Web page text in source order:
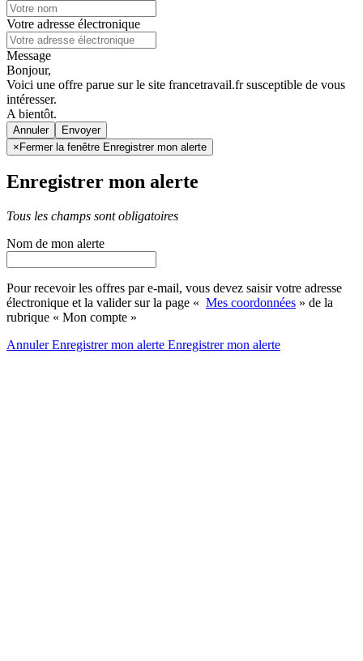
Votre adresse électronique
Message
Bonjour,
Voici une offre parue sur le site francetravail.fr susceptible de vous
intéresser.
A bientôt.
Annuler
×Fermer la fenêtre Enregistrer mon alerte
Enregistrer mon alerte
Tous les champs sont obligatoires
Nom de mon alerte
Pour recevoir les offres par e-mail, vous devez saisir votre adresse
électronique et la valider sur la page « Mes coordonnées » de la
rubrique « Mon compte »
AnnulerEnregistrer mon alerte Enregistrermon alerte